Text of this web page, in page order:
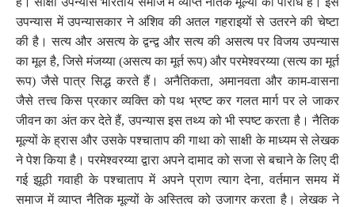
उपन्यास में उपन्यासकार ने अशिव की अतल गहराइयों से उतरने की चेष्टा
की है। सत्य और असत्य के द्वन्द्व और सत्य की असत्य पर विजय उपन्यास
का मूल है,जिसे मंजय्या (असत्य का मूर्त रूप) और परमेश्वरय्या (सत्य का मूर्त
रूप) जैसे पात्र सिद्ध करते हैं। अनैतिकता, अमानवता और काम-वासना
जैसे तत्त्व किस प्रकार व्यक्ति को पथ भ्रष्ट कर गलत मार्ग पर ले जाकर
जीवन का अंत कर देते हैं,उपन्यास इस तथ्य को भी स्पष्ट करता है। नैतिक
मूल्यों के ह्रास और उसके पश्चाताप की गाथा को साक्षी के माध्यम से लेखक
ने पेश किया है। परमेश्वरय्या द्वारा अपने दामाद को सजा से बचाने के लिए दी
गई झूठी गवाही के पश्चाताप में अपने प्राण त्याग देना,वर्तमान समय में
समाज में व्याप्त नैतिक मूल्यों के अस्तित्व को उजागर करता है। लेखक ने